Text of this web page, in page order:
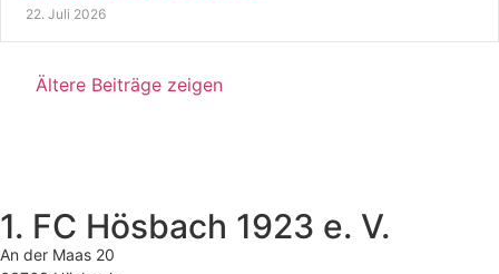
22. Juli 2026
Ältere Beiträge zeigen
1. FC Hösbach 1923 e. V.
An der Maas 20